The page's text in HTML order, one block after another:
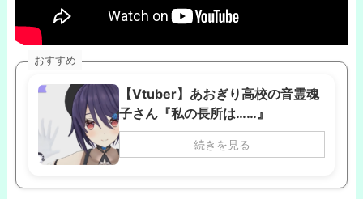
おすすめ
【Vtuber】あおぎり高校の音霊魂
子さん『私の長所は……』
続きを見る